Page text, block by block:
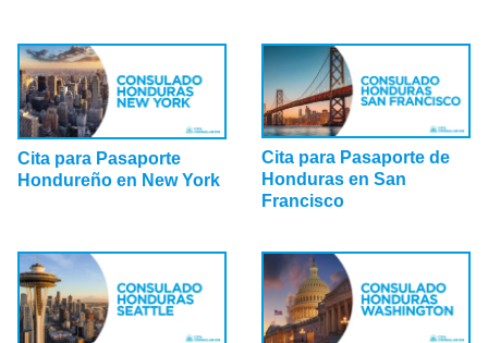
Cita para Pasaporte
Hondureño en New York
Cita para Pasaporte de
Honduras en San
Francisco